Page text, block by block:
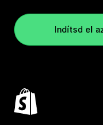
Indítsd el